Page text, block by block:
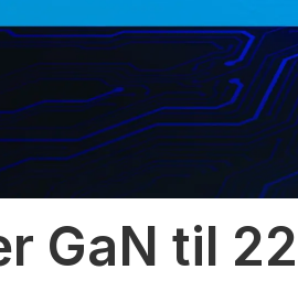
GaN til